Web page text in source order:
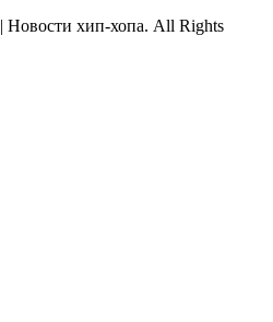
Новости хип-хопа. All Rights